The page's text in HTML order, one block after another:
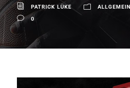
PATRICK LÜKE ALLGEMEIN
0